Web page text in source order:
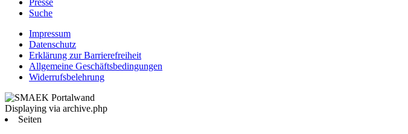
Presse
Suche
Impressum
Datenschutz
Erklärung zur Barrierefreiheit
Allgemeine Geschäftsbedingungen
Widerrufsbelehrung
Displaying via archive.php
Seiten